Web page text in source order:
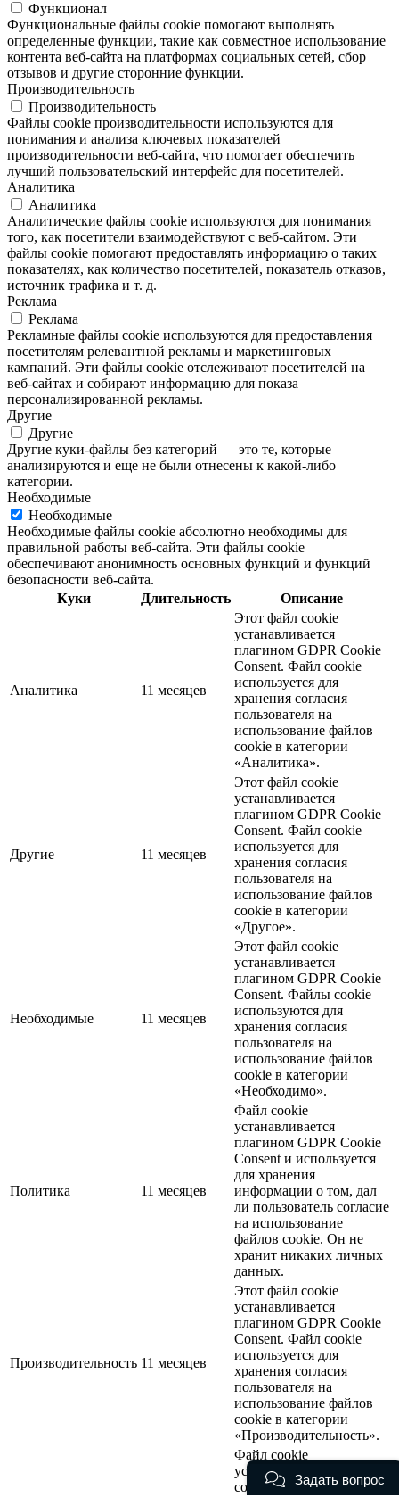
Функционал
Функциональные файлы cookie помогают выполнять
определенные функции, такие как совместное использование
контента веб-сайта на платформах социальных сетей, сбор
отзывов и другие сторонние функции.
Производительность
Производительность
Файлы cookie производительности используются для
понимания и анализа ключевых показателей
производительности веб-сайта, что помогает обеспечить
лучший пользовательский интерфейс для посетителей.
Аналитика
Аналитика
Аналитические файлы cookie используются для понимания
того, как посетители взаимодействуют с веб-сайтом. Эти
файлы cookie помогают предоставлять информацию о таких
показателях, как количество посетителей, показатель отказов,
источник трафика и т. д.
Реклама
Реклама
Рекламные файлы cookie используются для предоставления
посетителям релевантной рекламы и маркетинговых
кампаний. Эти файлы cookie отслеживают посетителей на
веб-сайтах и ​​собирают информацию для показа
персонализированной рекламы.
Другие
Другие
Другие куки-файлы без категорий — это те, которые
анализируются и еще не были отнесены к какой-либо
категории.
Необходимые
Необходимые
Необходимые файлы cookie абсолютно необходимы для
правильной работы веб-сайта. Эти файлы cookie
обеспечивают анонимность основных функций и функций
безопасности веб-сайта.
Куки
Длительность Описание
Аналитика 11 месяцев
Этот файл cookie
устанавливается
плагином GDPR Cookie
Consent. Файл cookie
используется для
хранения согласия
пользователя на
использование файлов
cookie в категории
«Аналитика».
Другие 11 месяцев
Этот файл cookie
устанавливается
плагином GDPR Cookie
Consent. Файл cookie
используется для
хранения согласия
пользователя на
использование файлов
cookie в категории
«Другое».
Необходимые 11 месяцев
Этот файл cookie
устанавливается
плагином GDPR Cookie
Consent. Файлы cookie
используются для
хранения согласия
пользователя на
использование файлов
cookie в категории
«Необходимо».
Политика 11 месяцев
Файл cookie
устанавливается
плагином GDPR Cookie
Consent и используется
для хранения
информации о том, дал
ли пользователь согласие
на использование
файлов cookie. Он не
хранит никаких личных
данных.
Производительность 11 месяцев
Этот файл cookie
устанавливается
плагином GDPR Cookie
Consent. Файл cookie
используется для
хранения согласия
пользователя на
использование файлов
cookie в категории
«Производительность».
Файл cookie
устанавливается
согласием на
Задать вопрос